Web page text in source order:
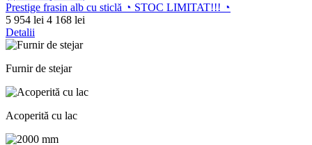
Prestige frasin alb cu sticlă ◔ STOC LIMITAT!!! ◔
5 954 lei 4 168 lei
Detalii
Furnir de stejar
Acoperită cu lac